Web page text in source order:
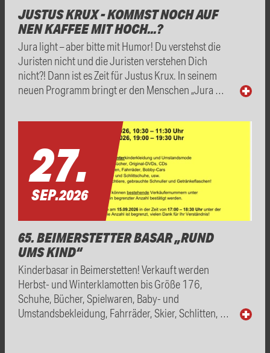
JUSTUS KRUX - KOMMST NOCH AUF
NEN KAFFEE MIT HOCH...?
Jura light – aber bitte mit Humor! Du verstehst die
Juristen nicht und die Juristen verstehen Dich
nicht?! Dann ist es Zeit für Justus Krux. In seinem
neuen Programm bringt er den Menschen „Jura …
27.
SEP.2026
65. BEIMERSTETTER BASAR „RUND
UMS KIND“
Kinderbasar in Beimerstetten! Verkauft werden
Herbst- und Winterklamotten bis Größe 176,
Schuhe, Bücher, Spielwaren, Baby- und
Umstandsbekleidung, Fahrräder, Skier, Schlitten, …